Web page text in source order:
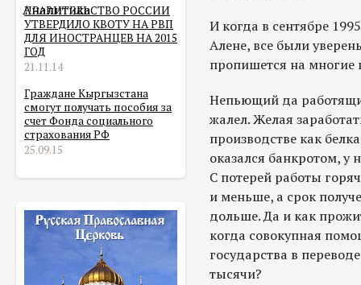
Аналитика
ПРАВИТЕЛЬСТВО РОССИИ
УТВЕРДИЛО КВОТУ НА РВП
ДЛЯ ИНОСТРАНЦЕВ НА 2015
ГОД
21.11.14
Граждане Кыргызстана
смогут получать пособия за
счет Фонда социального
страхования РФ
25.09.15
И когда в сентябре
Алене, все были
пропишется на многие
Непьющий да
жалел. Желая
производстве как
оказался банкротом, у
С потерей работы
и меньше, а срок
дольше. Да и как
когда совокупная
государства в
тысячи?